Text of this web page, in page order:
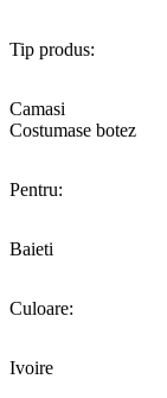
Tip produs:
Camasi
Costumase botez
Pentru:
Baieti
Culoare:
Ivoire